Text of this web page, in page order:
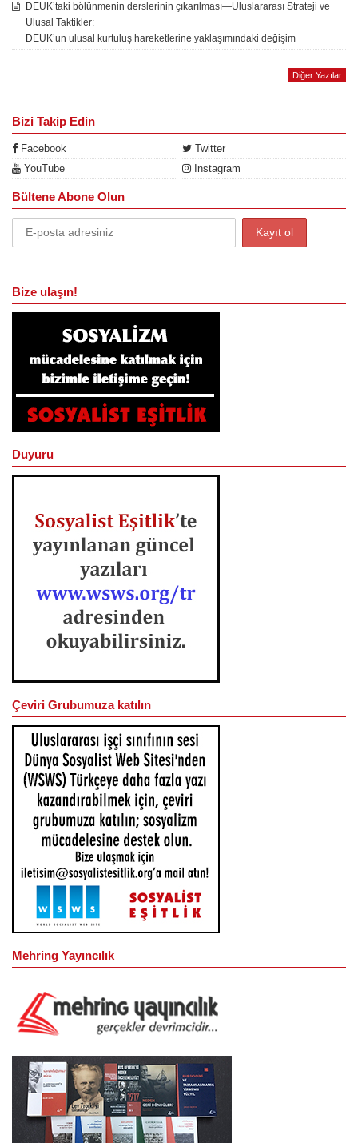
DEUK’taki bölünmenin derslerinin çıkarılması—Uluslararası Strateji ve
Ulusal Taktikler:
DEUK’un ulusal kurtuluş hareketlerine yaklaşımındaki değişim
Diğer Yazılar
Bizi Takip Edin
Facebook
Twitter
YouTube
Instagram
Bültene Abone Olun
Bize ulaşın!
Duyuru
Çeviri Grubumuza katılın
Mehring Yayıncılık